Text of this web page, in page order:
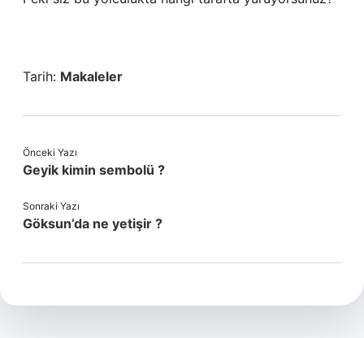
Tarih: Makaleler
Önceki Yazı
Geyik kimin sembolü ?
Sonraki Yazı
Göksun’da ne yetişir ?